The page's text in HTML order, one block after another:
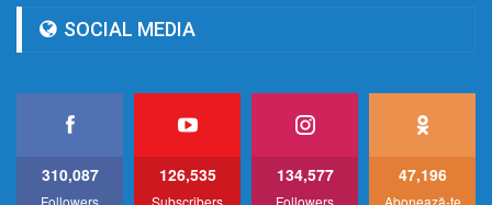
SOCIAL MEDIA
310,087
Followers
126,535
Subscribers
134,577
Followers
47,196
Abonează-te